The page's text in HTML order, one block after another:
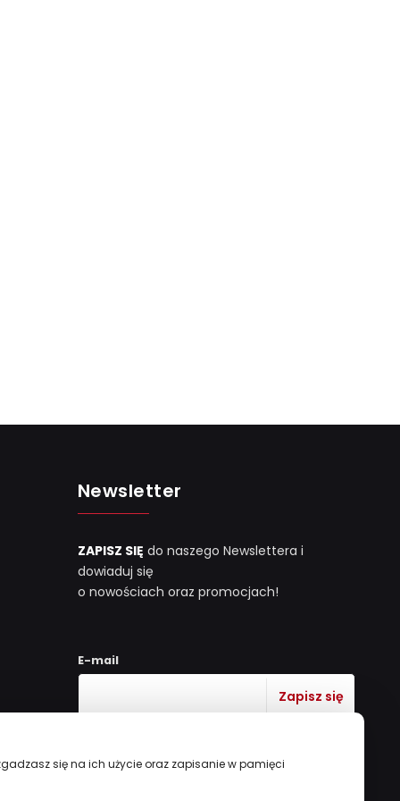
Newsletter
ZAPISZ SIĘ do naszego Newslettera i
dowiaduj się
o nowościach oraz promocjach!
E-mail
się na ich użycie oraz zapisanie w pamięci